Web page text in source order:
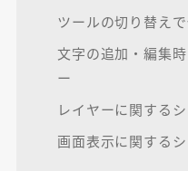
ツールの切り替え
文字の追加・編集
ー
レイヤーに関する
画面表示に関する